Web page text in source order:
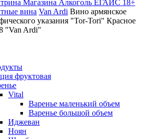
Магазина Алкоголь ЕГАИС 18+
вина Van Ardi Вино армянское
указания "Tor-Tori" Красное
"Van Ardi"
фруктовая
Vital
Варенье маленький объем
Варенье большой объем
Иджеван
Ноян